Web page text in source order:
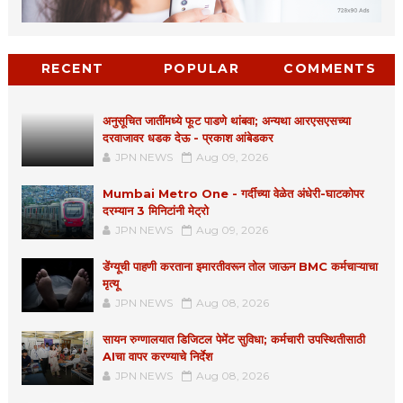
RECENT POPULAR COMMENTS
अनुसूचित जातींमध्ये फूट पाडणे थांबवा; अन्यथा आरएसएसच्या
दरवाजावर धडक देऊ - प्रकाश आंबेडकर
JPN NEWS Aug 09, 2026
Mumbai Metro One - गर्दीच्या वेळेत अंधेरी-घाटकोपर
दरम्यान 3 मिनिटांनी मेट्रो
JPN NEWS Aug 09, 2026
डेंग्यूची पाहणी करताना इमारतीवरून तोल जाऊन BMC कर्मचाऱ्याचा
मृत्यू
JPN NEWS Aug 08, 2026
सायन रुग्णालयात डिजिटल पेमेंट सुविधा; कर्मचारी उपस्थितीसाठी
AIचा वापर करण्याचे निर्देश
JPN NEWS Aug 08, 2026